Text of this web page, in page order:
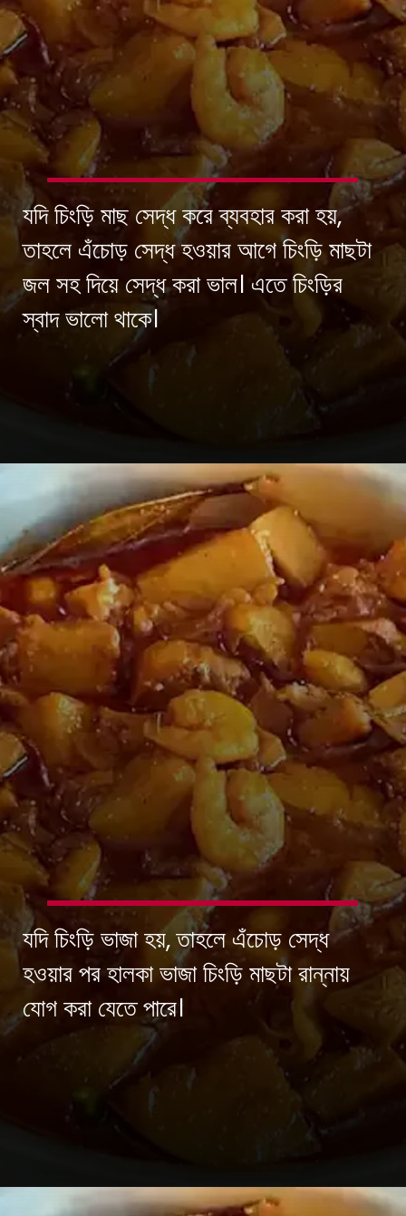
যদি চিংড়ি মাছ সেদ্ধ করে ব্যবহার করা হয়,
তাহলে এঁচোড় সেদ্ধ হওয়ার আগে চিংড়ি মাছটা
জল সহ দিয়ে সেদ্ধ করা ভাল। এতে চিংড়ির
স্বাদ ভালো থাকে।
যদি চিংড়ি ভাজা হয়, তাহলে এঁচোড় সেদ্ধ
হওয়ার পর হালকা ভাজা চিংড়ি মাছটা রান্নায়
যোগ করা যেতে পারে।